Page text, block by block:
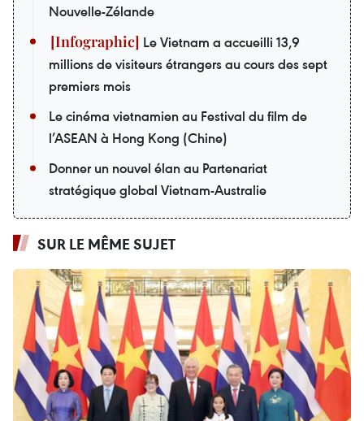
Nouvelle-Zélande
Le Vietnam a accueilli 13,9
millions de visiteurs étrangers au cours des sept
premiers mois
Le cinéma vietnamien au Festival du film de
l’ASEAN à Hong Kong (Chine)
Donner un nouvel élan au Partenariat
stratégique global Vietnam-Australie
SUR LE MÊME SUJET